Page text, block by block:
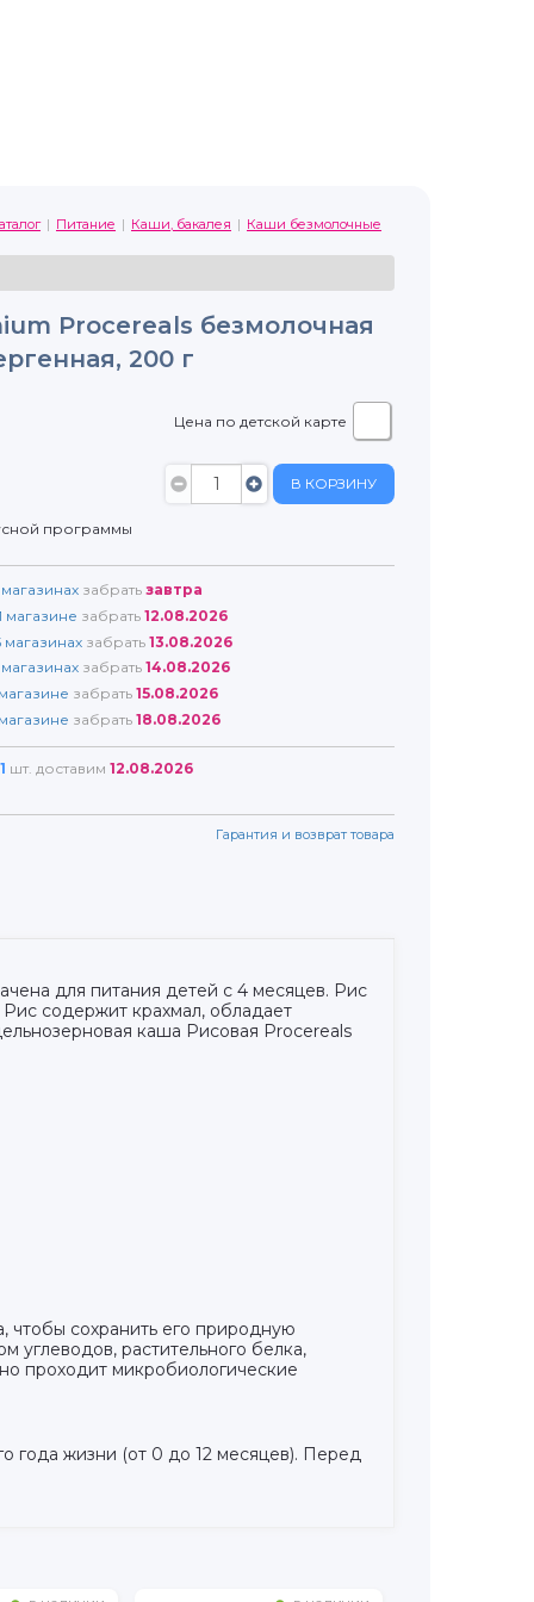
Питание Каши, бакалея Каши безмолочные
Procereals безмолочная
200 г
Цена по детской карте
В КОРЗИНУ
программы
магазинах забрать завтра
магазине забрать 12.08.2026
магазинах забрать 13.08.2026
магазинах забрать 14.08.2026
магазине забрать 15.08.2026
магазине забрать 18.08.2026
1 шт. доставим 12.08.2026
Гарантия и возврат товара
для питания детей с 4 месяцев. Рис
содержит крахмал, обладает
каша Рисовая Procereals
чтобы сохранить его природную
углеводов, растительного белка,
проходит микробиологические
года жизни (от 0 до 12 месяцев). Перед